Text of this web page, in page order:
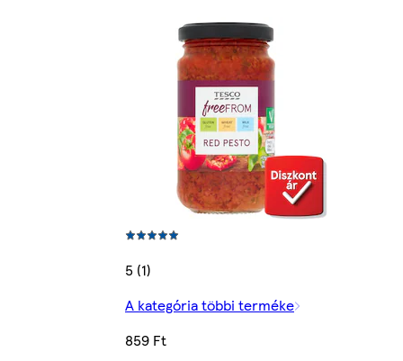
5 (1)
A kategória többi terméke
859 Ft